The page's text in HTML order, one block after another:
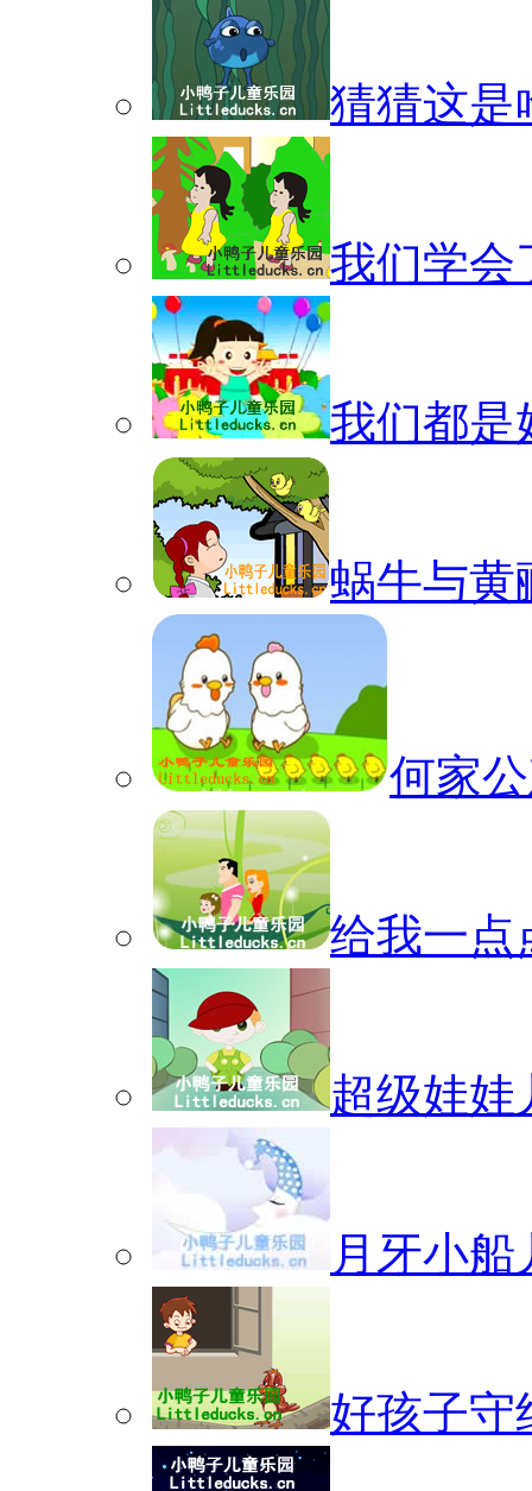
猜猜这是
我们学会
我们都是
蜗牛与黄
何家
给我一点
超级娃娃
月牙小船
好孩子守